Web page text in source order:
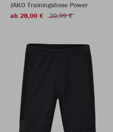
JAKO Trainingshose Power
ab 28,00 €
39,99 €